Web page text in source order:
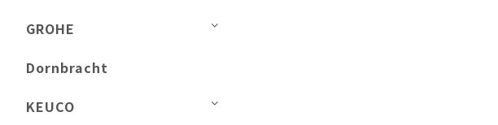
GROHE
Dornbracht
KEUCO